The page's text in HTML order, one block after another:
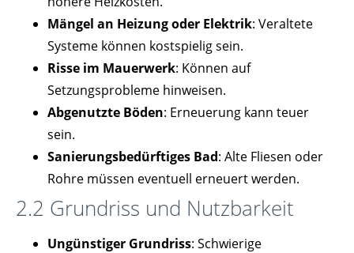
Mängel an Heizung oder Elektrik: Veraltete
Systeme können kostspielig sein.
Risse im Mauerwerk: Können auf
Setzungsprobleme hinweisen.
Abgenutzte Böden: Erneuerung kann teuer
sein.
Sanierungsbedürftiges Bad: Alte Fliesen oder
Rohre müssen eventuell erneuert werden.
2.2 Grundriss und Nutzbarkeit
Ungünstiger Grundriss: Schwierige